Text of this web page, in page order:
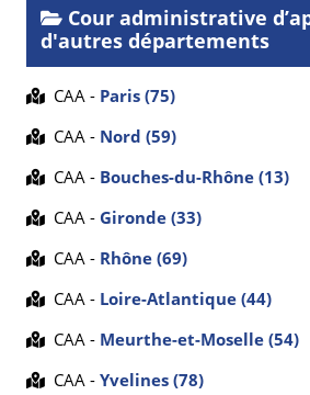
Cour administrative
d'autres départements
CAA - Paris (75)
CAA - Nord (59)
CAA - Bouches-du-Rhône (13)
CAA - Gironde (33)
CAA - Rhône (69)
CAA - Loire-Atlantique (44)
CAA - Meurthe-et-Moselle (54)
CAA - Yvelines (78)